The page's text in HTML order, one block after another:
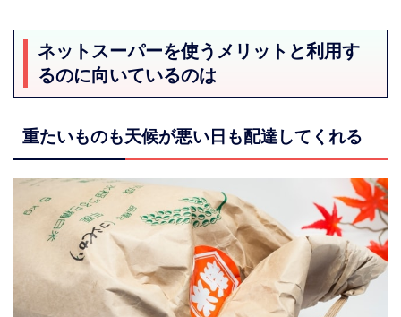
ネットスーパーを使うメリットと利用す
るのに向いているのは
重たいものも天候が悪い日も配達してくれる